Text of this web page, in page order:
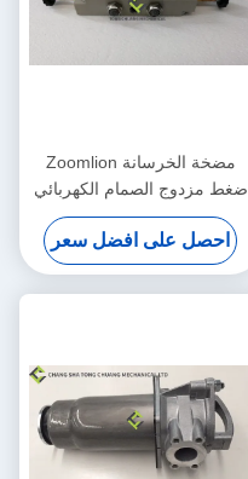
مضخة الخرسانة Zoomlion
ضغط مزدوج الصمام الكهربائي
احصل على افضل سعر